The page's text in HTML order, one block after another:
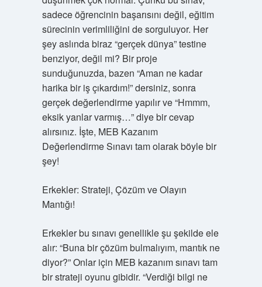
sadece öğrencinin başarısını değil, eğitim
sürecinin verimliliğini de sorguluyor. Her
şey aslında biraz “gerçek dünya” testine
benziyor, değil mi? Bir proje
sunduğunuzda, bazen “Aman ne kadar
harika bir iş çıkardım!” dersiniz, sonra
gerçek değerlendirme yapılır ve “Hmmm,
eksik yanlar varmış…” diye bir cevap
alırsınız. İşte, MEB Kazanım
Değerlendirme Sınavı tam olarak böyle bir
şey!
Erkekler: Strateji, Çözüm ve Olayın
Mantığı!
Erkekler bu sınavı genellikle şu şekilde ele
alır: “Buna bir çözüm bulmalıyım, mantık ne
diyor?” Onlar için MEB kazanım sınavı tam
bir strateji oyunu gibidir. “Verdiği bilgi ne